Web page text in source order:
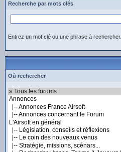
Recherche par mots clés
Entrez un mot clé ou une phrase à rechercher.
Où rechercher